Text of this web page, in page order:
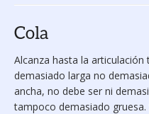
Cola
Alcanza hasta la
demasiado larga no
ancha, no debe ser ni
tampoco demasiado